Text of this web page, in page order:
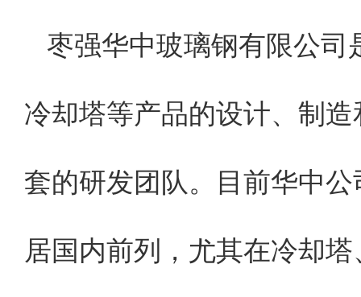
枣强华中玻璃钢有限公
冷却塔等产品的设计、制
套的研发团队。目前华中
居国内前列，尤其在冷却